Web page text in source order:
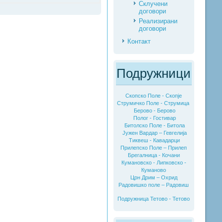
Склучени
договори
Реализирани
договори
Контакт
Подружници
Скопско Поле - Скопје
Струмичко Поле - Струмица
Берово - Берово
Полог - Гостивар
Битолско Поле - Битола
Јужен Вардар – Гевгелија
Тиквеш - Кавадарци
Прилепско Поле – Прилеп
Брегалница - Кочани
Кумановско - Липковско -
Куманово
Црн Дрим – Охрид
Радовишко поле – Радовиш
Подружница Тетово - Тетово